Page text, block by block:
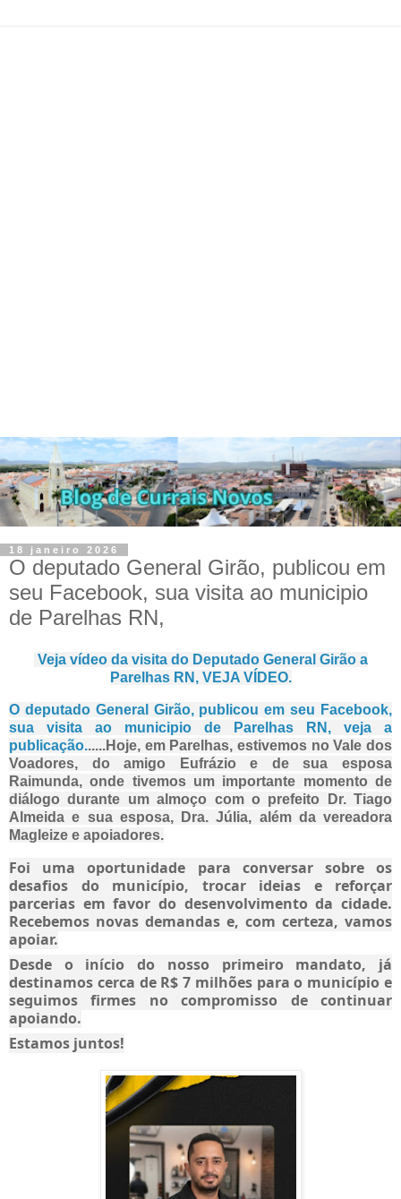
18 janeiro 2026
O deputado General Girão, publicou em
seu Facebook, sua visita ao municipio
de Parelhas RN,
Veja vídeo da visita do Deputado General Girão a
Parelhas RN, VEJA VÍDEO.
O deputado General Girão, publicou em seu Facebook,
sua visita ao municipio de Parelhas RN, veja a
publicação......Hoje, em Parelhas, estivemos no Vale dos
Voadores, do amigo Eufrázio e de sua esposa
Raimunda, onde tivemos um importante momento de
diálogo durante um almoço com o prefeito Dr. Tiago
Almeida e sua esposa, Dra. Júlia, além da vereadora
Magleize e apoiadores.
Foi uma oportunidade para conversar sobre os
desafios do município, trocar ideias e reforçar
parcerias em favor do desenvolvimento da cidade.
Recebemos novas demandas e, com certeza, vamos
apoiar.
Desde o início do nosso primeiro mandato, já
destinamos cerca de R$ 7 milhões para o município e
seguimos firmes no compromisso de continuar
apoiando.
Estamos juntos!